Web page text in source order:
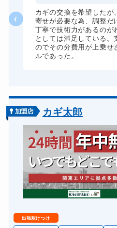
カギの交換を希望したが
寄せが必要な為、調整だ
丁寧で技術力があるのが
としては満足している。
のでその分費用が上乗せ
ルであった。
カギ太郎
出張駆けつけ